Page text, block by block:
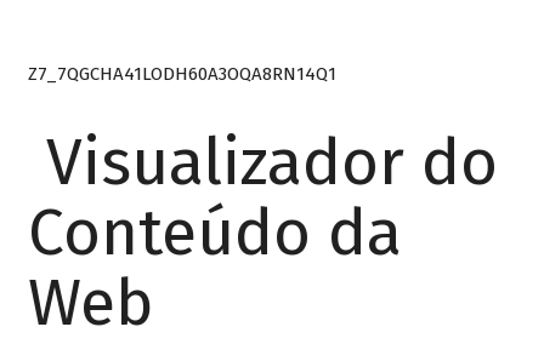
Z7_7QGCHA41LODH60A3OQA8RN14Q1
Visualizador do
Conteúdo da
Web